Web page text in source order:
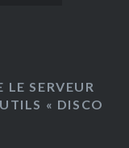
LE SERVEUR
« DISCO